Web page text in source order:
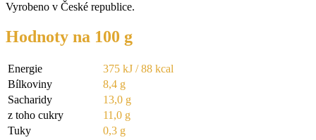
Vyrobeno v České republice.
Hodnoty na 100 g
Energie
375 kJ / 88 kcal
Bílkoviny
8,4 g
Sacharidy
13,0 g
z toho cukry
11,0 g
Tuky
0,3 g